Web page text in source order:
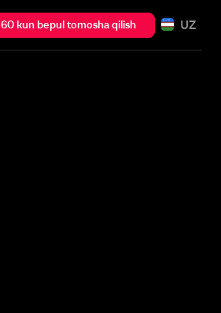
60 kun bepul tomosha qilish UZ